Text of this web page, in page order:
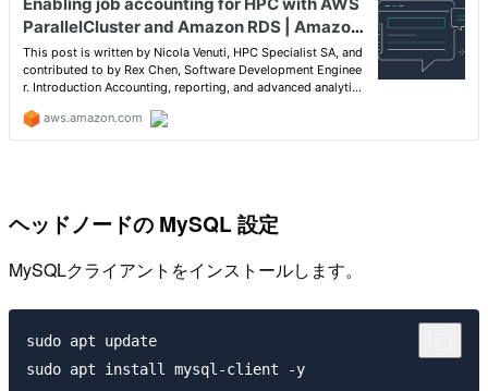
ヘッドノードの MySQL 設定
MySQLクライアントをインストールします。
sudo apt update